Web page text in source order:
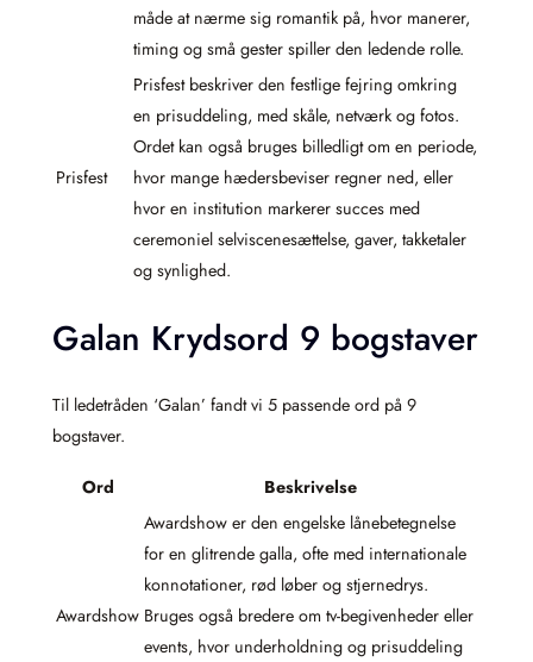
måde at nærme sig romantik på, hvor manerer,
timing og små gester spiller den ledende rolle.
Prisfest
Prisfest beskriver den festlige fejring omkring
en prisuddeling, med skåle, netværk og fotos.
Ordet kan også bruges billedligt om en periode,
hvor mange hædersbeviser regner ned, eller
hvor en institution markerer succes med
ceremoniel selviscenesættelse, gaver, takketaler
og synlighed.
Galan Krydsord 9 bogstaver
Til ledetråden ‘Galan’ fandt vi 5 passende ord på 9
bogstaver.
Ord Beskrivelse
Awardshow
Awardshow er den engelske lånebetegnelse
for en glitrende galla, ofte med internationale
konnotationer, rød løber og stjernedrys.
Bruges også bredere om tv-begivenheder eller
events, hvor underholdning og prisuddeling